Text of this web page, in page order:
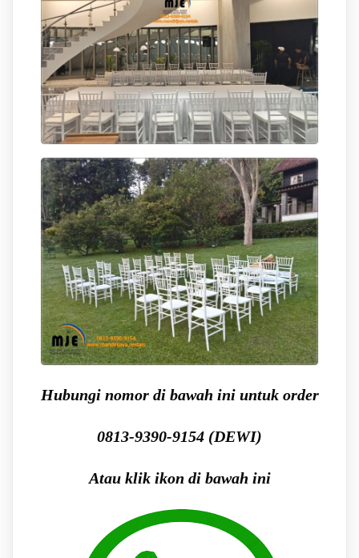
Hubungi nomor di bawah ini untuk order
0813-9390-9154 (DEWI)
Atau klik ikon di bawah ini